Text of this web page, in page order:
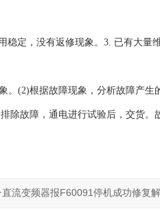
稳定，没有返修现象。3. 已有大
。(2)根据故障现象，分析故障产
除故障，通电进行试验后，交货。